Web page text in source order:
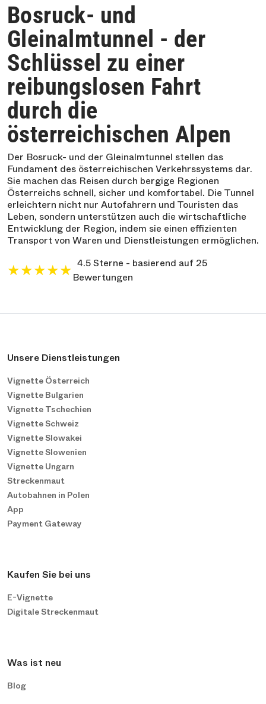
Bosruck- und
Gleinalmtunnel - der
Schlüssel zu einer
reibungslosen Fahrt
durch die
österreichischen Alpen
Der Bosruck- und der Gleinalmtunnel stellen das
Fundament des österreichischen Verkehrssystems dar.
Sie machen das Reisen durch bergige Regionen
Österreichs schnell, sicher und komfortabel. Die Tunnel
erleichtern nicht nur Autofahrern und Touristen das
Leben, sondern unterstützen auch die wirtschaftliche
Entwicklung der Region, indem sie einen effizienten
Transport von Waren und Dienstleistungen ermöglichen.
★★★★★ 4.5 Sterne - basierend auf 25
Bewertungen
Unsere Dienstleistungen
Vignette Österreich
Vignette Bulgarien
Vignette Tschechien
Vignette Schweiz
Vignette Slowakei
Vignette Slowenien
Vignette Ungarn
Streckenmaut
Autobahnen in Polen
App
Payment Gateway
Kaufen Sie bei uns
E-Vignette
Digitale Streckenmaut
Was ist neu
Blog